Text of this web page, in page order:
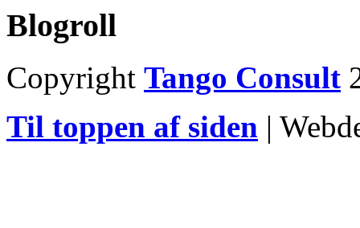
Blogroll
Copyright Tango Consult
Til toppen af siden |